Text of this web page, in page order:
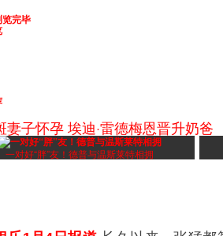
完毕
妻子怀孕 埃迪·雷德梅恩晋升奶爸
一对好“胖”友！德普与温斯莱特相拥